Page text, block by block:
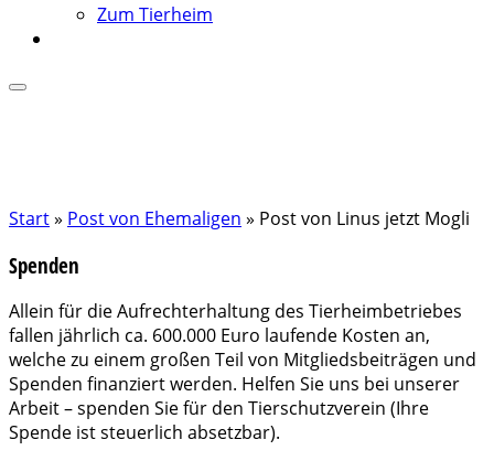
Zum Tierheim
Start» Post von Ehemaligen » Post von Linus jetzt Mogli
Spenden
Allein für die Aufrechterhaltung des Tierheimbetriebes
fallen jährlich ca. 600.000 Euro laufende Kosten an,
welche zu einem großen Teil von Mitgliedsbeiträgen und
Spenden finanziert werden. Helfen Sie uns bei unserer
Arbeit – spenden Sie für den Tierschutzverein (Ihre
Spende ist steuerlich absetzbar).